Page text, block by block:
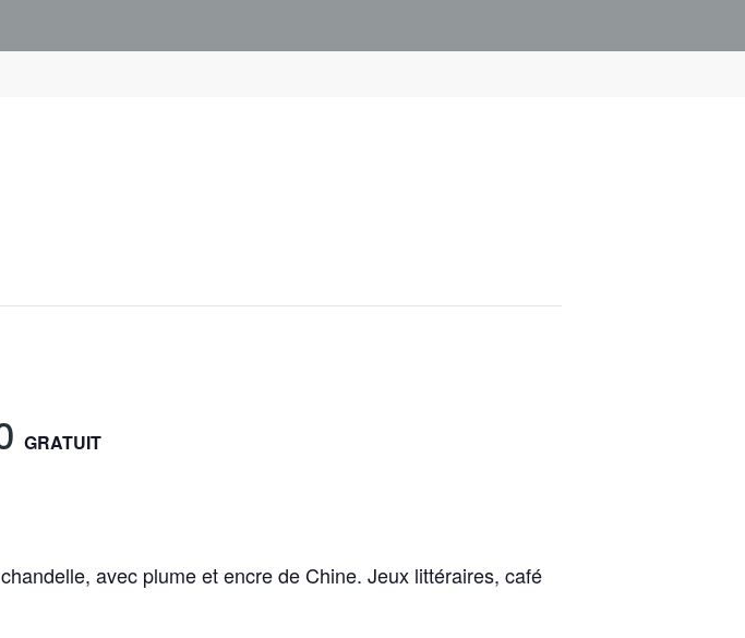
GRATUIT
avec plume et encre de Chine. Jeux littéraires, café